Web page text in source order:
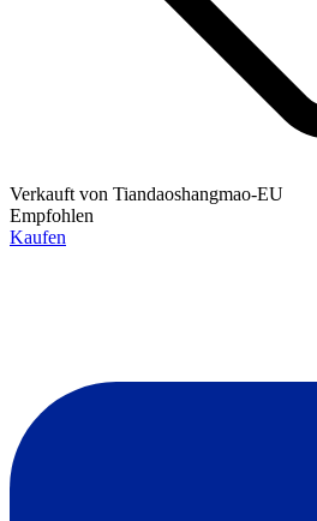
Verkauft von Tiandaoshangmao-EU
Empfohlen
Kaufen